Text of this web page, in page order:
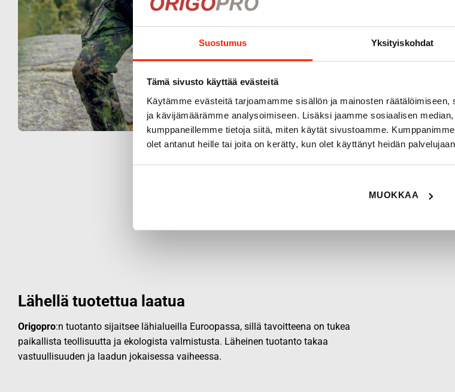
Suostumus Yksityiskohdat
Tämä sivusto käyttää evästeitä
Käytämme evästeitä tarjoamamme sisällön ja mainosten
ja kävijämäärämme analysoimiseen. Lisäksi jaamme sosiaalisen
kumppaneillemme tietoja siitä, miten käytät sivustoamme.
olet antanut heille tai joita on kerätty, kun olet käyttänyt heidän
MUOKKAA
Lähellä tuotettua laatua
Origopro:n tuotanto sijaitsee lähialueilla Euroopassa, sillä tavoitteena on tukea
paikallista teollisuutta ja ekologista valmistusta. Läheinen tuotanto takaa
vastuullisuuden ja laadun jokaisessa vaiheessa.